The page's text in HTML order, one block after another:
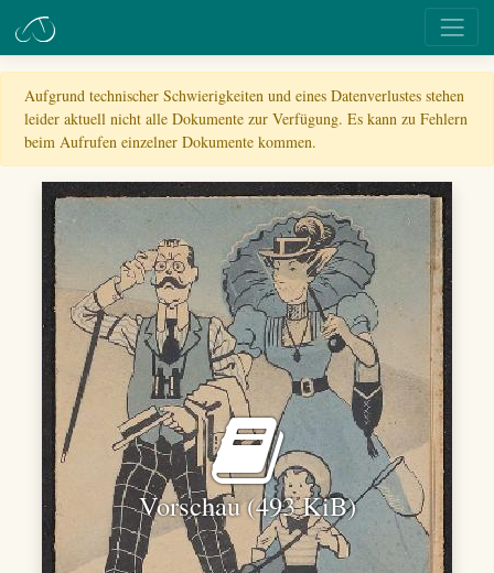
Aufgrund technischer Schwierigkeiten und eines Datenverlustes stehen
leider aktuell nicht alle Dokumente zur Verfügung. Es kann zu Fehlern
beim Aufrufen einzelner Dokumente kommen.
Vorschau (493 KiB)